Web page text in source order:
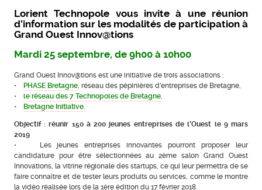
Lorient Technopole vous invite à une réunion
d’information sur les modalités de participation à
Grand Ouest Innov@tions
Mardi 25 septembre, de 9h00 à 10h00
Grand Ouest Innov@tions est une initiative de trois associations :
•
PHASE Bretagne, réseau des pépinières d’entreprises de Bretagne,
• le réseau des 7 Technopoles de Bretagne,
•
Bretagne Initiative.
Objectif : réunir 150 à 200 jeunes entreprises de l’Ouest le 9 mars
2019
• Les jeunes entreprises innovantes pourront proposer leur
candidature pour être sélectionnées au 2ème salon Grand Ouest
Innovations, la vitrine régionale des startups, ce qui leur permettra de se
faire connaître et de tester leurs produits ou services, comme le montre
la vidéo réalisée lors de la 1ère édition du 17 février 2018.